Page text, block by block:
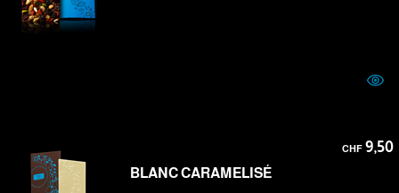
CHF9,50
BLANC CARAMELISÉ